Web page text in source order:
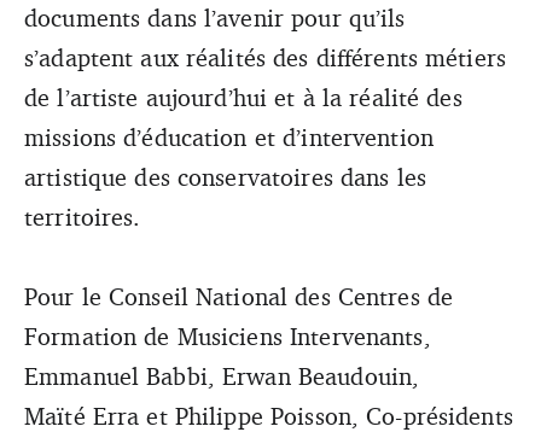
documents dans l’avenir pour qu’ils
s’adaptent aux réalités des différents métiers
de l’artiste aujourd’hui et à la réalité des
missions d’éducation et d’intervention
artistique des conservatoires dans les
territoires.
Pour le Conseil National des Centres de
Formation de Musiciens Intervenants,
Emmanuel Babbi, Erwan Beaudouin,
Maïté Erra et Philippe Poisson, Co-présidents